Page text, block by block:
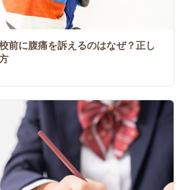
前に腹痛を訴えるのはなぜ？正し